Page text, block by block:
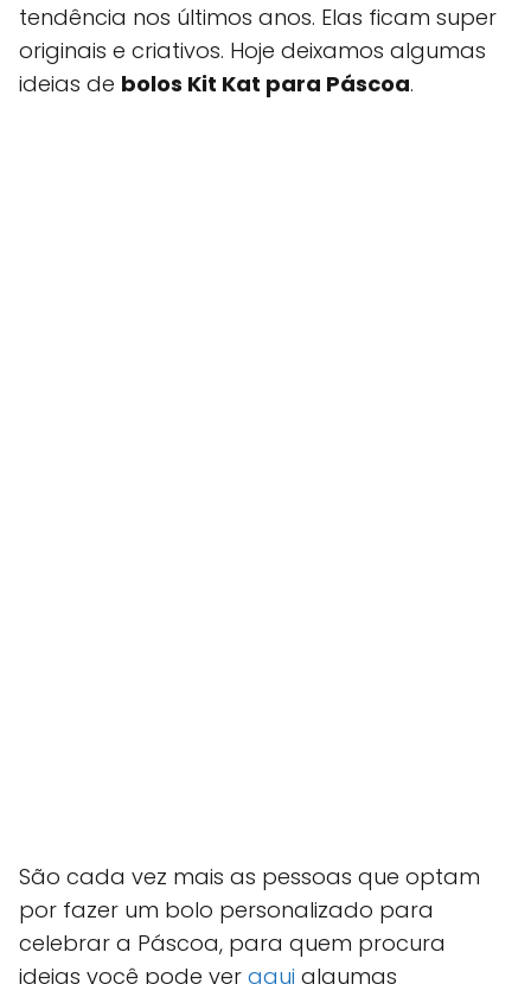
tendência nos últimos anos. Elas ficam super
originais e criativos. Hoje deixamos algumas
ideias de bolos Kit Kat para Páscoa.
São cada vez mais as pessoas que optam
por fazer um bolo personalizado para
celebrar a Páscoa, para quem procura
ideias você pode ver aqui algumas